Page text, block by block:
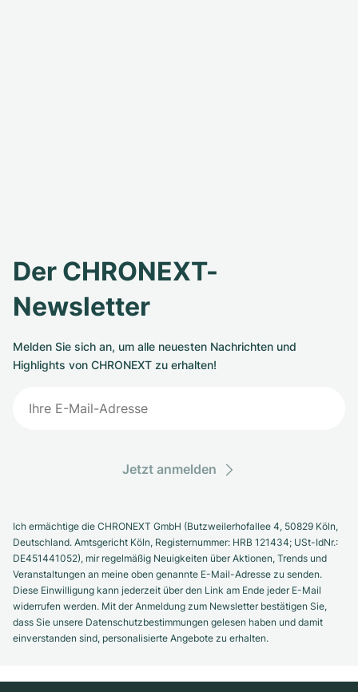
Der CHRONEXT-
Newsletter
Melden Sie sich an, um alle neuesten Nachrichten und
Highlights von CHRONEXT zu erhalten!
Jetzt anmelden
Ich ermächtige die CHRONEXT GmbH (Butzweilerhofallee 4, 50829 Köln,
Deutschland. Amtsgericht Köln, Registernummer: HRB 121434; USt-IdNr.:
DE451441052), mir regelmäßig Neuigkeiten über Aktionen, Trends und
Veranstaltungen an meine oben genannte E-Mail-Adresse zu senden.
Diese Einwilligung kann jederzeit über den Link am Ende jeder E-Mail
widerrufen werden. Mit der Anmeldung zum Newsletter bestätigen Sie,
dass Sie unsere Datenschutzbestimmungen gelesen haben und damit
einverstanden sind, personalisierte Angebote zu erhalten.